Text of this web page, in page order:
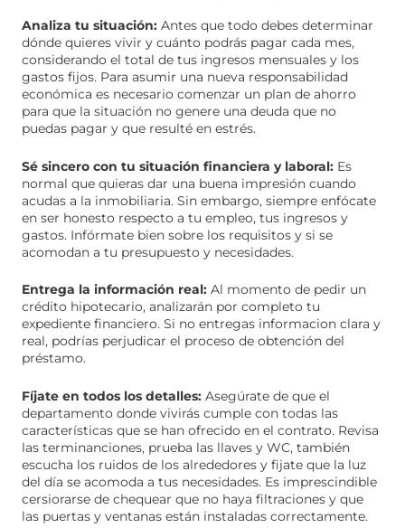
Analiza tu situación: Antes que todo debes determinar
dónde quieres vivir y cuánto podrás pagar cada mes,
considerando el total de tus ingresos mensuales y los
gastos fijos. Para asumir una nueva responsabilidad
económica es necesario comenzar un plan de ahorro
para que la situación no genere una deuda que no
puedas pagar y que resulté en estrés.
Sé sincero con tu situación financiera y laboral: Es
normal que quieras dar una buena impresión cuando
acudas a la inmobiliaria. Sin embargo, siempre enfócate
en ser honesto respecto a tu empleo, tus ingresos y
gastos. Infórmate bien sobre los requisitos y si se
acomodan a tu presupuesto y necesidades.
Entrega la información real: Al momento de pedir un
crédito hipotecario, analizarán por completo tu
expediente financiero. Si no entregas informacion clara y
real, podrías perjudicar el proceso de obtención del
préstamo.
Fíjate en todos los detalles: Asegúrate de que el
departamento donde vivirás cumple con todas las
características que se han ofrecido en el contrato. Revisa
las terminanciones, prueba las llaves y WC, también
escucha los ruidos de los alrededores y fijate que la luz
del día se acomoda a tus necesidades. Es imprescindible
cersiorarse de chequear que no haya filtraciones y que
las puertas y ventanas están instaladas correctamente.